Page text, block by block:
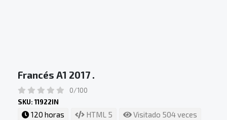
Francés A1 2017 .
0/100
SKU: 11922IN
120 horas HTML 5 Visitado 504 veces